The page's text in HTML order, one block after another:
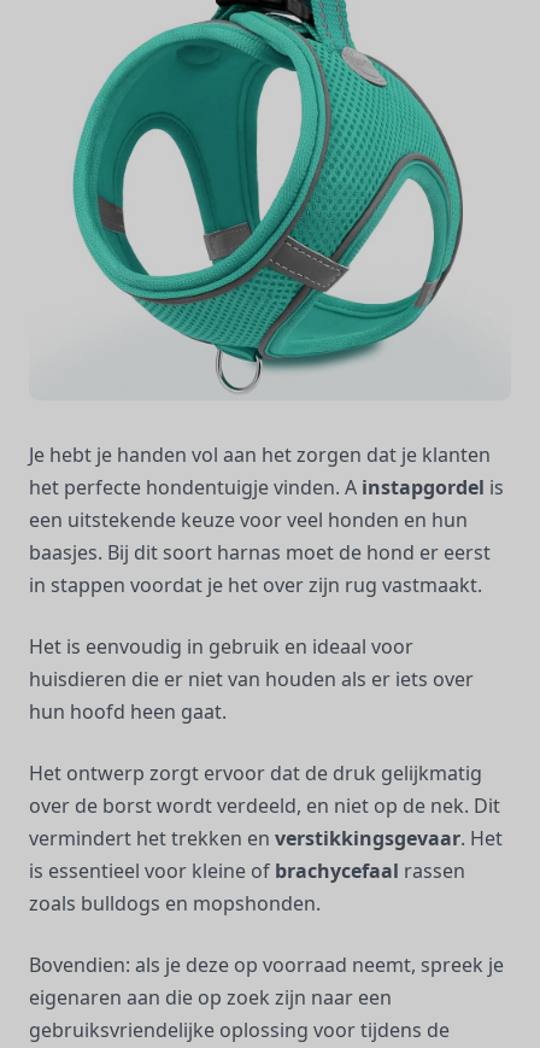
Je hebt je handen vol aan het zorgen dat je klanten
het perfecte hondentuigje vinden. A instapgordel is
een uitstekende keuze voor veel honden en hun
baasjes. Bij dit soort harnas moet de hond er eerst
in stappen voordat je het over zijn rug vastmaakt.
Het is eenvoudig in gebruik en ideaal voor
huisdieren die er niet van houden als er iets over
hun hoofd heen gaat.
Het ontwerp zorgt ervoor dat de druk gelijkmatig
over de borst wordt verdeeld, en niet op de nek. Dit
vermindert het trekken en verstikkingsgevaar. Het
is essentieel voor kleine of brachycefaal rassen
zoals bulldogs en mopshonden.
Bovendien: als je deze op voorraad neemt, spreek je
eigenaren aan die op zoek zijn naar een
gebruiksvriendelijke oplossing voor tijdens de